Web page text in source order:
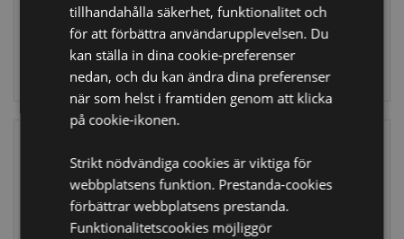
48 i lager
LOGGA IN
1236 i lager
LOGGA IN
tillhandahålla säkerhet, funktionalitet och
för att förbättra användarupplevelsen. Du
kan ställa in dina cookie-preferenser
nedan, och du kan ändra dina preferenser
när som helst i framtiden genom att klicka
på cookie-ikonen.
Strikt nödvändiga cookies är viktiga för
webbplatsens funktion. Prestanda-cookies
förbättrar webbplatsens prestanda.
Funktionalitetscookies möjliggör